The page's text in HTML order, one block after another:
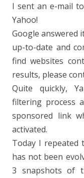
I sent an e-mail
Yahoo!
Google answered
up-to-date and
find websites
results, please
Quite quickly,
filtering process
sponsored link
activated.
Today I repeated
has not been
3 snapshots of